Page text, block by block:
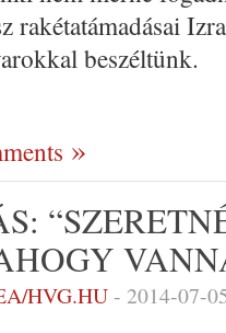
rakétatámadásai
beszéltünk.
HVG.HU- 2014-07-